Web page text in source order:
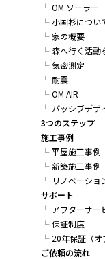
OM ソーラー
小国杉につい
家の概要
森へ行く活動
気密測定
耐震
OM AIR
パッシブデザ
3つのステップ
施工事例
平屋施工事例
新築施工事例
リノベーショ
サポート
アフターサー
保証制度
20年保証（オ
ご依頼の流れ